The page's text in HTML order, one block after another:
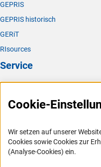
GEPRIS
GEPRIS historisch
GERiT
RIsources
Service
FAQ
Logo und Corporate Design
RSS-Feeds
Cookie-
Wir setzen auf unserer
Cookies sowie Cookies zur
(Analyse-Cookies) ein.